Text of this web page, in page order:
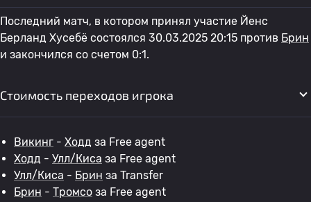
Последний матч, в котором принял участие Йенс
Берланд Хусебё состоялся 30.03.2025 20:15 против Брин
и закончился со счетом 0:1.
Стоимость переходов игрока
Викинг - Ходд за Free agent
Ходд - Улл/Киса за Free agent
Улл/Киса - Брин за Transfer
Брин - Тромсо за Free agent